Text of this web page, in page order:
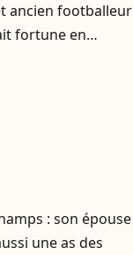
ancien footballeur
fortune en
: son épouse
une as des